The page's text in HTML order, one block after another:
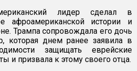
лидер сделал в
афроамериканской истории и
Трампа сопровождала его дочь
которая днем ранее заявила в
защищать еврейские
и призвала к этому своего отца.